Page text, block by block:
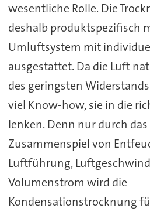
wesentliche Rolle. Die
deshalb produktspezifisch
Umluftsystem mit
ausgestattet. Da die Luft
des geringsten
viel Know-how, sie in die
lenken. Denn nur durch
Zusammenspiel von
Luftführung,
Volumenstrom wird die
Kondensationstrocknung